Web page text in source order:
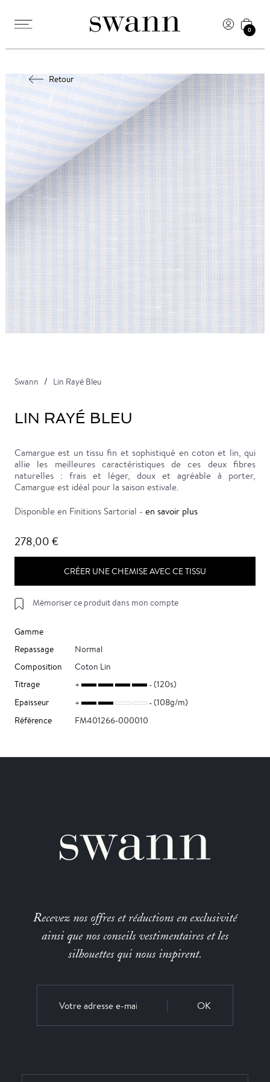
0
Retour
Swann Lin Rayé Bleu
LIN RAYÉ BLEU
Camargue est un tissu fin et sophistiqué en coton et lin, qui
allie les meilleures caractéristiques de ces deux fibres
naturelles : frais et léger, doux et agréable à porter,
Camargue est idéal pour la saison estivale.
Disponible en Finitions Sartorial - en savoir plus
278,00 €
CRÉER UNE CHEMISE AVEC CE TISSU
Mémoriser ce produit dans mon compte
Gamme
Repassage
Normal
Composition
Coton Lin
Titrage
(120s)
Epaisseur
(108g/m)
Référence
FM401266-000010
Recevez nos offres et réductions en exclusivité
ainsi que nos conseils vestimentaires et les
silhouettes qui nous inspirent.
OK